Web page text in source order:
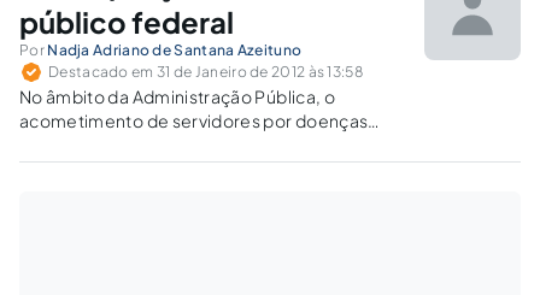
público federal
Por Nadja Adriano de Santana Azeituno
Destacado em 31 de Janeiro de 2012 às 13:58
No âmbito da Administração Pública, o
acometimento de servidores por doenças
é raridade, devendo ser analisadas as